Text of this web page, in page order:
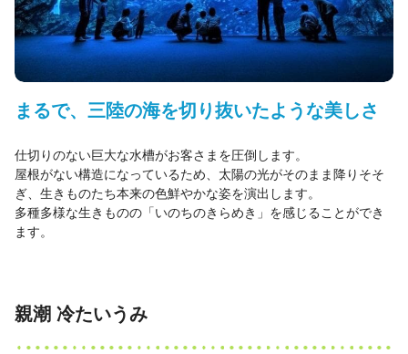
まるで、三陸の海を切り抜いたような美しさ
仕切りのない巨大な水槽がお客さまを圧倒します。
屋根がない構造になっているため、太陽の光がそのまま降りそそ
ぎ、生きものたち本来の色鮮やかな姿を演出します。
多種多様な生きものの「いのちのきらめき」を感じることができ
ます。
親潮 冷たいうみ